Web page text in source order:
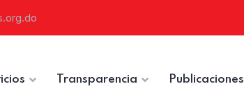
Transparencia Publicaciones